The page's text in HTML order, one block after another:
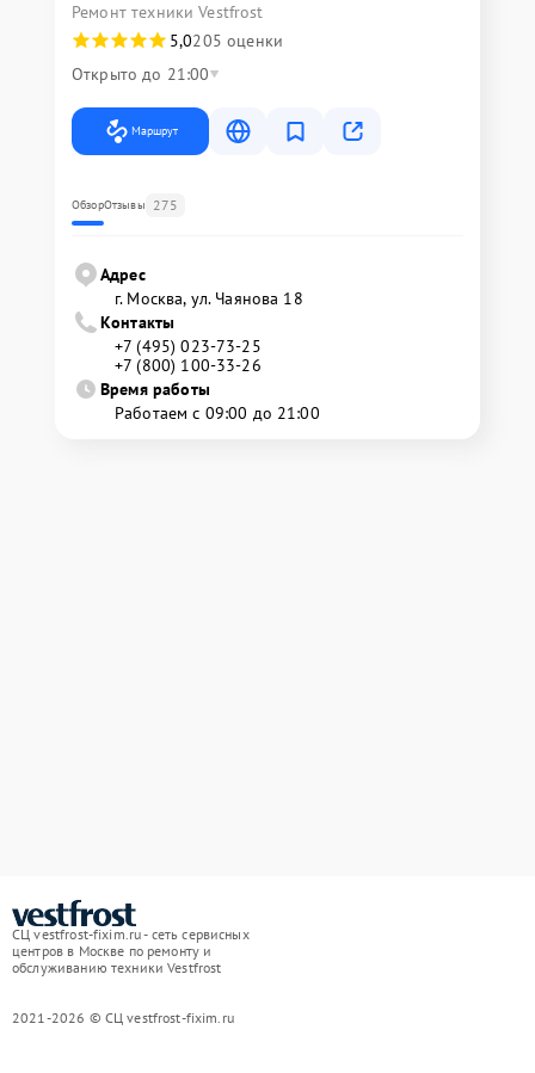
Ремонт техники Vestfrost
5,0205 оценки
Открыто до 21:00
Маршрут
ОбзорОтзывы 275
Адрес
г. Москва, ул. Чаянова 18
Контакты
+7 (495) 023-73-25
+7 (800) 100-33-26
Время работы
Работаем с 09:00 до 21:00
СЦ vestfrost-fixim.ru - сеть сервисных
центров в Москве по ремонту и
обслуживанию техники Vestfrost
2021-2026 © СЦ vestfrost-fixim.ru